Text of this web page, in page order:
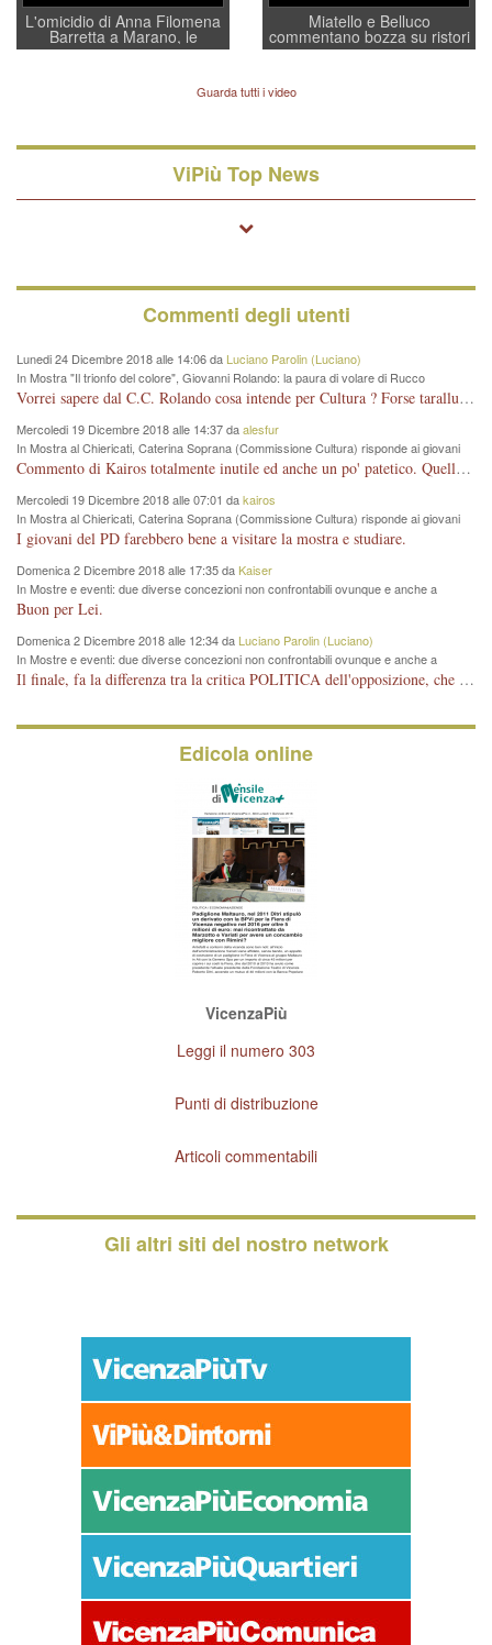
L'omicidio di Anna Filomena
Barretta a Marano, le
indagini dei carabinieri di
Lavarra: più avvincenti di
quelle di... Barbara D'Urso
Miatello e Belluco
commentano bozza su ristori
BPVi e Veneto Banca
Guarda tutti i video
ViPiù Top News
Commenti degli utenti
Lunedi 24 Dicembre 2018 alle 14:06 da Luciano Parolin (Luciano)
In Mostra "Il trionfo del colore", Giovanni Rolando: la paura di volare di Rucco
Vorrei sapere dal C.C. Rolando cosa intende per Cultura ? Forse tarallucci, vino e sagre, o spaghetti tricolori del PD ? Il continuo (s)parlare della mostra a Palazzo Chiericati caro consigliere DANNEGGIA FORTEMENTE l'immagine della città TUTTA e fa deviare i consensi che in RUSSIA (badi bene ex U.R.S.S.) sono ECCELLENTI. A livello artistico l'evento è di alta Valenza culturale, COMPITO di Tutta la Cittadinanza fare il possibile per propagandare l'iniziativa senza farne UN CASO PARTITICO come fa Lei da sempre. Meno Gazebo + Partecipazione! E così sia. Amen.
Mercoledi 19 Dicembre 2018 alle 14:37 daalesfur
In Mostra al Chiericati, Caterina Soprana (Commissione Cultura) risponde ai giovani
del Pd: "realizzata a costo zero per il Comune"
Commento di Kairos totalmente inutile ed anche un po' patetico. Quella che è completamente mancata è stata la promozione internazionale dell'evento effettuata da chi lo sa fare, l'amministrazione in questo è stata totalmente assente relegando al provincialismo una mostra che meritava ben altre platee ed i risultati sono sotto gli occhi di tutti. Su questo bisogna parlare, il fatto di averla organizzata al Chiericati certo non ha aiutato ma è un aspetto secondario rispetto a quello della promozione. In città con le mostre organizzate da Goldin - che certo ha fatto principalmente i suoi interessi, ma ne ha comunque beneficiato la città in immagine e commercio per il centro - arrivavano giornalmente pullman carichi di turisti. Dove sono i turisti ora?
Mercoledi 19 Dicembre 2018 alle 07:01 dakairos
In Mostra al Chiericati, Caterina Soprana (Commissione Cultura) risponde ai giovani
del Pd: "realizzata a costo zero per il Comune"
I giovani del PD farebbero bene a visitare la mostra e studiare.
Domenica 2 Dicembre 2018 alle 17:35 daKaiser
In Mostre e eventi: due diverse concezioni non confrontabili ovunque e anche a
Vicenza
Buon per Lei.
Domenica 2 Dicembre 2018 alle 12:34 da Luciano Parolin (Luciano)
In Mostre e eventi: due diverse concezioni non confrontabili ovunque e anche a
Vicenza
Il finale, fa la differenza tra la critica POLITICA dell'opposizione, che ha perso le elezioni ed è minoranza e non trova altri argomenti per politicizzare sul sito qua o là ? La critica d'arte invece è un'altra cosa che lascio agli altri. Per ora mi basta la lezione magistrale del prof. Giulianati.
Edicola online
VicenzaPiù
Leggi il numero 303
Punti di distribuzione
Articoli commentabili
Gli altri siti del nostro network